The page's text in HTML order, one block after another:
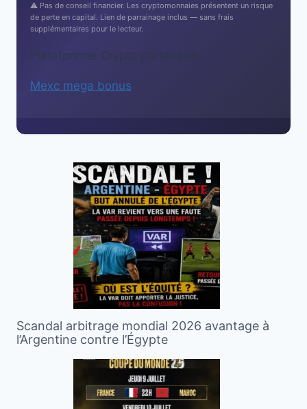
⚠️ Pas de conseil financier. Les cryptomonnaies présentent un risque
de perte en capital. Lien de parrainage inclus — sans frais
supplémentaires pour le lecteur.
Platefporme Crypto partenaire
Mexc mega bonus
Scandal arbitrage mondial 2026 avantage à
l’Argentine contre l’Égypte